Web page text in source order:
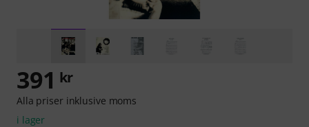
391 kr
Alla priser inklusive moms
i lager